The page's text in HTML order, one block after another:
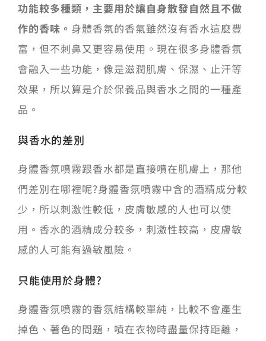
功能較多種類，主要用於讓自身散發自然且不做
作的香味。 身體香氛的香氣雖然沒有香水這麼豐
富，但不刺鼻又更容易使用。現在很多身體香氛
會融入一些功能，像是滋潤肌膚、保濕、止汗等
效果，所以算是介於保養品與香水之間的一種產
品。
與香水的差別
身體香氛噴霧跟香水都是直接噴在肌膚上，那他
們差別在哪裡呢?身體香氛噴霧中含的酒精成分較
少，所以刺激性較低，皮膚敏感的人也可以使
用。香水的酒精成分較多，刺激性較高，皮膚敏
感的人可能有過敏風險。
只能使用於身體?
身體香氛噴霧的香氛結構較單純，比較不會產生
掉色、著色的問題，噴在衣物時盡量保持距離，